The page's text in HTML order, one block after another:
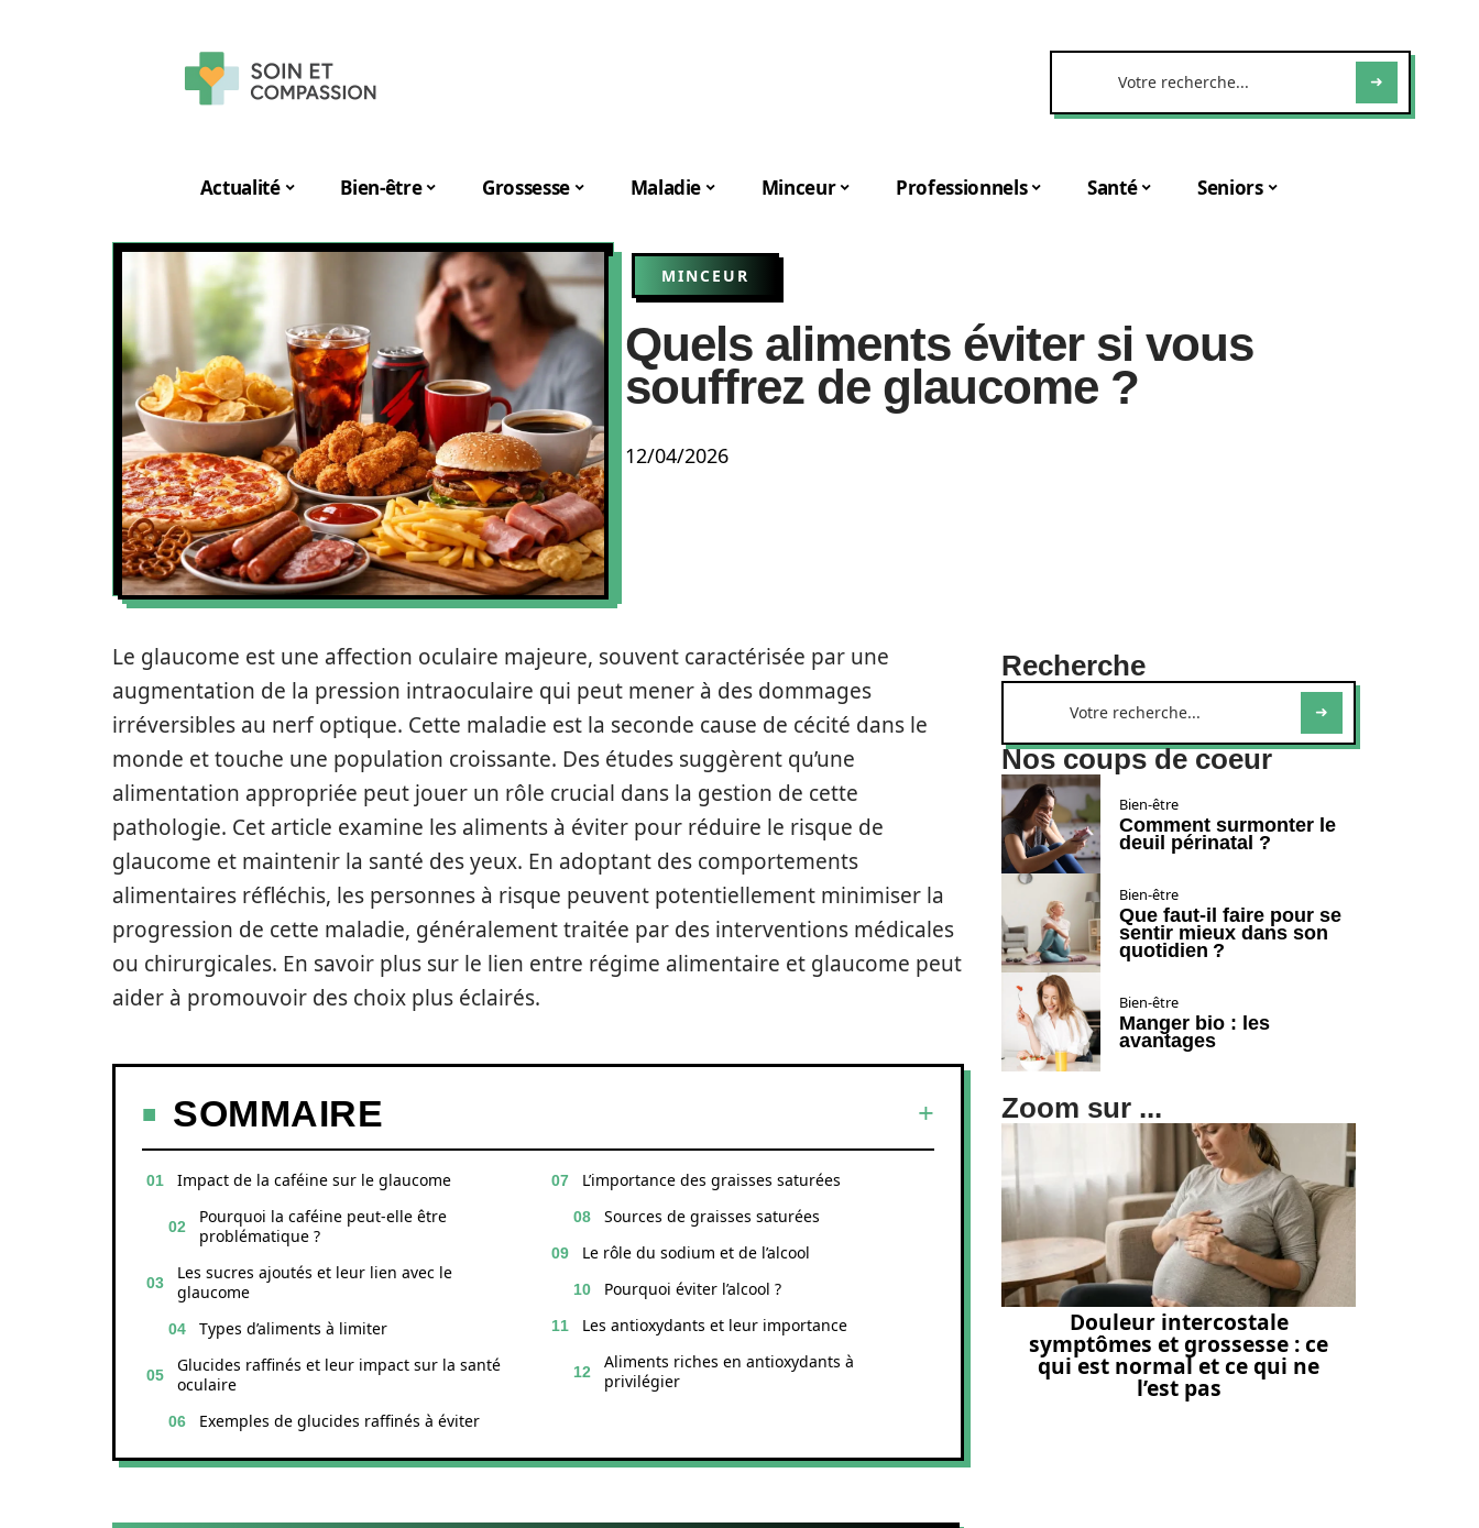
Actualité Bien-être Grossesse Maladie Minceur Professionnels Santé Seniors
MINCEUR
Quels aliments éviter si vous
souffrez de glaucome ?
12/04/2026
Le glaucome est une affection oculaire majeure, souvent caractérisée par une
augmentation de la pression intraoculaire qui peut mener à des dommages
irréversibles au nerf optique. Cette maladie est la seconde cause de cécité dans le
monde et touche une population croissante. Des études suggèrent qu’une
alimentation appropriée peut jouer un rôle crucial dans la gestion de cette
pathologie. Cet article examine les aliments à éviter pour réduire le risque de
glaucome et maintenir la santé des yeux. En adoptant des comportements
alimentaires réfléchis, les personnes à risque peuvent potentiellement minimiser la
progression de cette maladie, généralement traitée par des interventions médicales
ou chirurgicales. En savoir plus sur le lien entre régime alimentaire et glaucome peut
aider à promouvoir des choix plus éclairés.
SOMMAIRE
Impact de la caféine sur le glaucome
Pourquoi la caféine peut-elle être
problématique ?
Les sucres ajoutés et leur lien avec le
glaucome
Types d’aliments à limiter
Glucides raffinés et leur impact sur la santé
oculaire
Exemples de glucides raffinés à éviter
L’importance des graisses saturées
Sources de graisses saturées
Le rôle du sodium et de l’alcool
Pourquoi éviter l’alcool ?
Les antioxydants et leur importance
Aliments riches en antioxydants à
privilégier
Recherche
Nos coups de coeur
Bien-être
Comment surmonter le
deuil périnatal ?
Bien-être
Que faut-il faire pour se
sentir mieux dans son
quotidien ?
Bien-être
Manger bio : les
avantages
Zoom sur ...
Douleur intercostale
symptômes et grossesse : ce
qui est normal et ce qui ne
l’est pas